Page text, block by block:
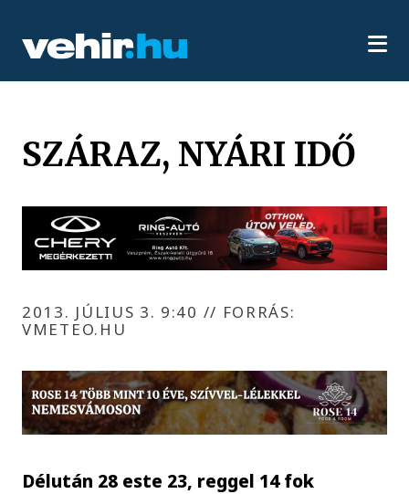
SZÁRAZ, NYÁRI IDŐ
2013. JÚLIUS 3. 9:40 // FORRÁS:
VMETEO.HU
Délután 28 este 23, reggel 14 fok